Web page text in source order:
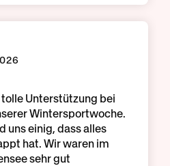
Unterstützung bei
Wintersportwoche.
uns einig, dass alles
hat. Wir waren im
sehr gut